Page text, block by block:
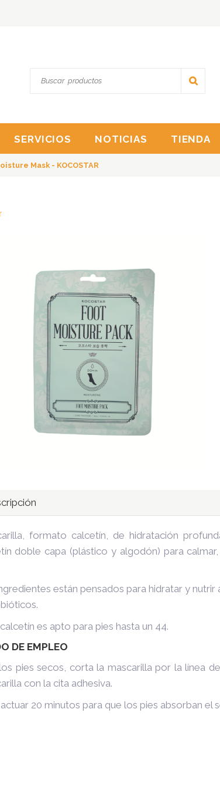
SERVICIOS NOTICIAS TIENDA
Mask - KOCOSTAR
formato calcetín, de hidratación
doble capa (plástico y algodón) para
están pensados para hidratar y nutrir
es apto para pies hasta un 44.
DE EMPLEO
pies secos, corta la mascarilla por la línea
con la cita adhesiva.
20 minutos para que los pies absorban